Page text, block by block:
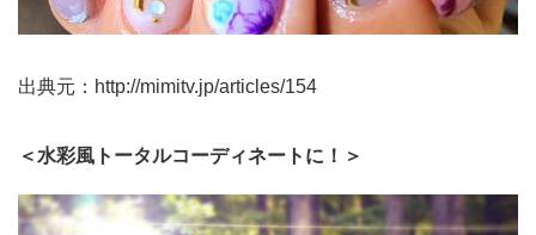
出典元： http://mimitv.jp/articles/154
＜水彩風トータルコーディネートに！＞